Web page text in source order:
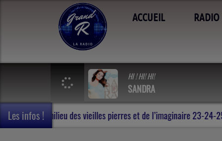
ACCUEIL RADIO
HI ! HI! HI!
SANDRA
Les infos !
de voyage en Terres de Rohan , au milieu des vieilles pierres